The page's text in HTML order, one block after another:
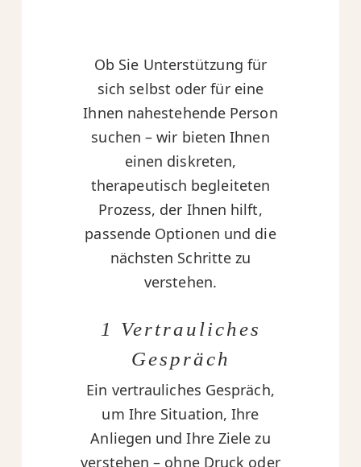
Ob Sie Unterstützung für
sich selbst oder für eine
Ihnen nahestehende Person
suchen – wir bieten Ihnen
einen diskreten,
therapeutisch begleiteten
Prozess, der Ihnen hilft,
passende Optionen und die
nächsten Schritte zu
verstehen.
1 Vertrauliches
Gespräch
Ein vertrauliches Gespräch,
um Ihre Situation, Ihre
Anliegen und Ihre Ziele zu
verstehen – ohne Druck oder